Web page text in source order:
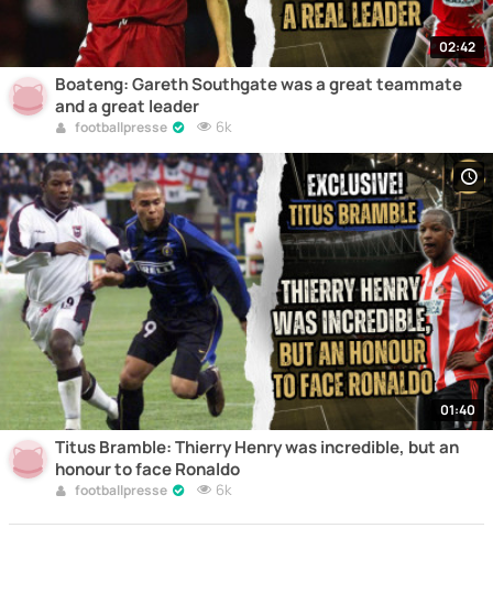
02:42
Boateng: Gareth Southgate was a great teammate
and a great leader
footballpresse 6k
01:40
Titus Bramble: Thierry Henry was incredible, but an
honour to face Ronaldo
footballpresse 6k